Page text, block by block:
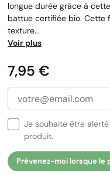
longue durée grâce à
battue certifiée bio. Cette
texture...
Voir plus
Prix
7,95 €
Je souhaite être
produit.
Prévenez-moi lorsque le